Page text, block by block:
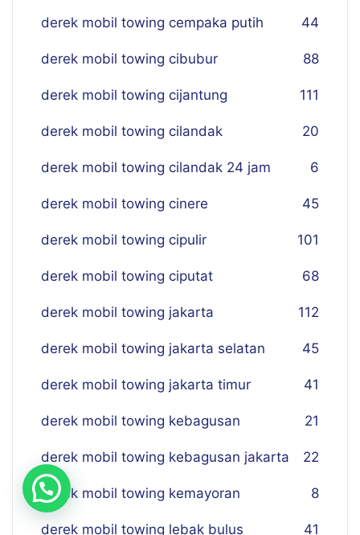
derek mobil towing cempaka putih 44
derek mobil towing cibubur 88
derek mobil towing cijantung 111
derek mobil towing cilandak 20
derek mobil towing cilandak 24 jam 6
derek mobil towing cinere 45
derek mobil towing cipulir 101
derek mobil towing ciputat 68
derek mobil towing jakarta 112
derek mobil towing jakarta selatan 45
derek mobil towing jakarta timur 41
derek mobil towing kebagusan 21
derek mobil towing kebagusan jakarta 22
derek mobil towing kemayoran 8
derek mobil towing lebak bulus 41